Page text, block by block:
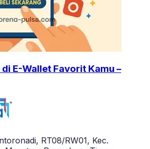
di E-Wallet Favorit Kamu –
RT08/RW01, Kec.